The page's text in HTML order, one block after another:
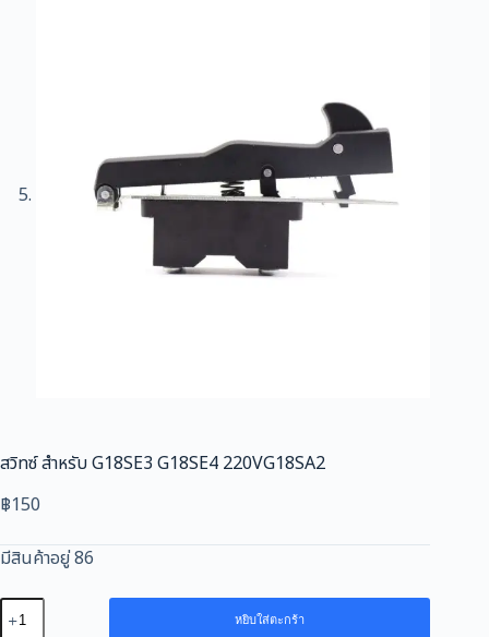
สวิทซ์ สำหรับ G18SE3 G18SE4 220VG18SA2
฿150
มีสินค้าอยู่ 86
จำนวน
หยิบใส่ตะกร้า